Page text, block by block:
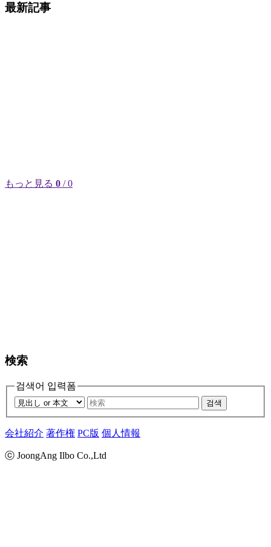
最新記事
もっと見る 0 / 0
検索
검색어 입력폼
검색
会社紹介 著作権 PC版 個人情報
ⓒ JoongAng Ilbo Co.,Ltd